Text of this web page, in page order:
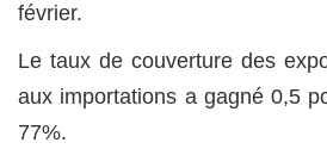
février.
Le taux de couverture des
aux importations a gagné 0,5
77%.